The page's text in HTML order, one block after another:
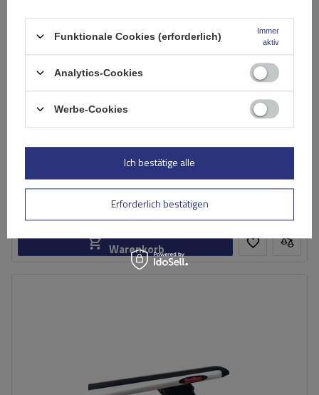
Mont Blanc AMC Universal-Dachgepäckträger aus Stahl
132,59 €inkl. MwSt
Große Menge verfügbar Wir versenden schon am
In den
Warenkorb
Funktionale Cookies (erforderlich)
Immer
aktiv
Analytics-Cookies
Werbe-Cookies
Erforderlich bestätigen
Ich bestätige alle